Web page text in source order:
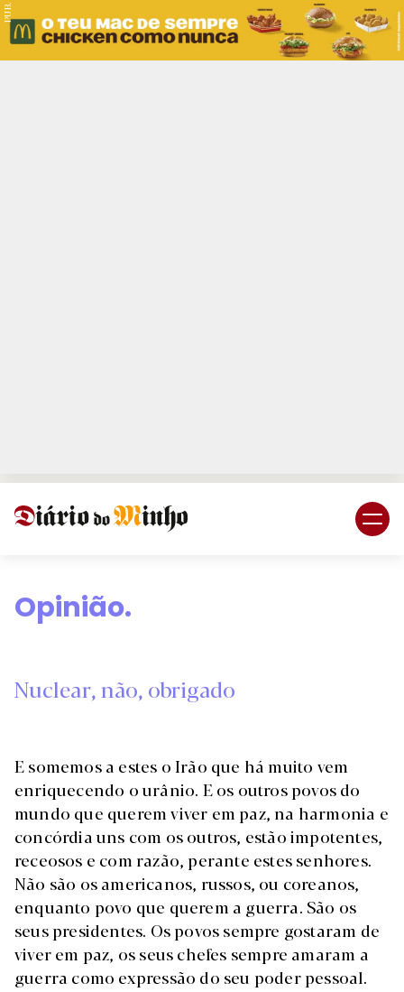
PUB.
Opinião.
Nuclear, não, obrigado
E somemos a estes o Irão que há muito vem
enriquecendo o urânio. E os outros povos do
mundo que querem viver em paz, na harmonia e
concórdia uns com os outros, estão impotentes,
receosos e com razão, perante estes senhores.
Não são os americanos, russos, ou coreanos,
enquanto povo que querem a guerra. São os
seus presidentes. Os povos sempre gostaram de
viver em paz, os seus chefes sempre amaram a
guerra como expressão do seu poder pessoal.